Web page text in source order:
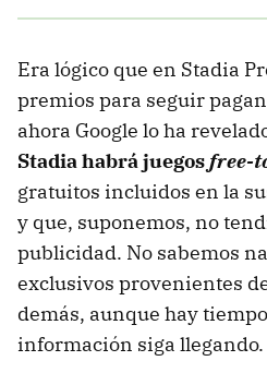
Era lógico que en Stadia
premios para seguir
ahora Google lo ha
Stadia habrá juegosfree-
gratuitos incluidos en la
y que, suponemos, no
publicidad. No sabemos
exclusivos provenientes
demás, aunque hay
información siga llegando.